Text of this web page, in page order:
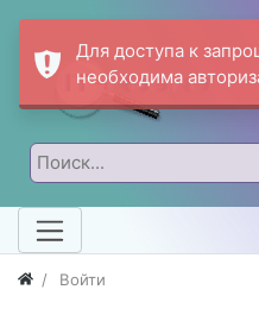
Войти
Для доступа к
необходима